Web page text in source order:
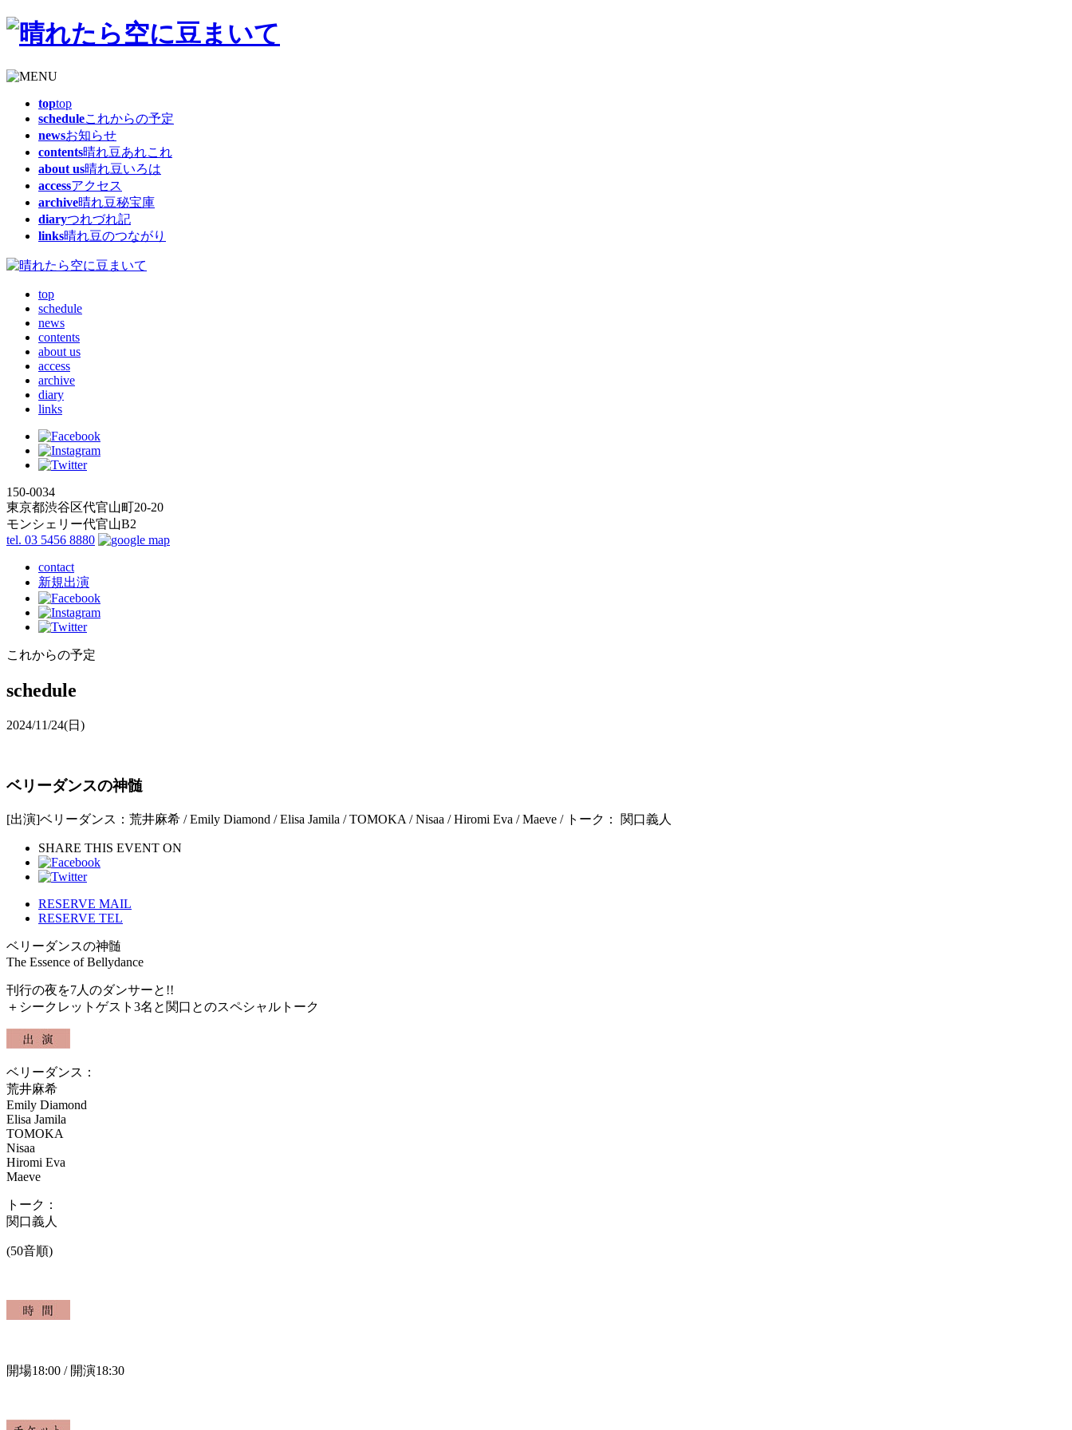
toptop
scheduleこれからの予定
newsお知らせ
contents晴れ豆あれこれ
about us晴れ豆いろは
accessアクセス
archive晴れ豆秘宝庫
diaryつれづれ記
links晴れ豆のつながり
top
schedule
news
contents
about us
access
archive
diary
links
150-0034
東京都渋谷区代官山町20-20
モンシェリー代官山B2
tel. 03 5456 8880
contact
新規出演
これからの予定
schedule
2024/11/24(日)
ベリーダンスの神髄
[出演]ベリーダンス：荒井麻希 / Emily Diamond / Elisa Jamila / TOMOKA / Nisaa / Hiromi Eva / Maeve / トーク： 関口義人
SHARE THIS EVENT ON
RESERVE MAIL
RESERVE TEL
ベリーダンスの神髄
The Essence of Bellydance
刊行の夜を7人のダンサーと!!
＋シークレットゲスト3名と関口とのスペシャルトーク
ベリーダンス：
荒井麻希
Emily Diamond
Elisa Jamila
TOMOKA
Nisaa
Hiromi Eva
Maeve
トーク：
関口義人
(50音順)
開場18:00 / 開演18:30